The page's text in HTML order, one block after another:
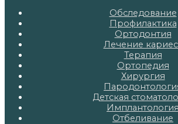
Обследование
Профилактика
Ортодонтия
Лечение
Терапия
Ортопедия
Хирургия
Детская
Имплантология
Отбеливание